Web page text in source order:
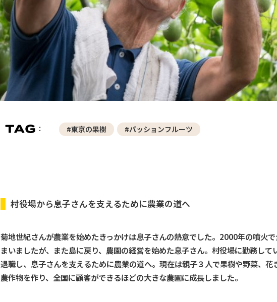
─ 水産業
─ ライブラリー
子供向け学習コンテ
─ MOGUHAPI モグ
─ 緒方湊の「食育ク
─ 「畜産クイズ」
─ 農林水産業をみん
#東京の果樹 #パッションフルーツ
村役場から息子さんを支えるために農業の道へ
菊地世紀さんが農業を始めたきっかけは息子さんの熱意でした。2000年の噴火
まいましたが、また島に戻り、農園の経営を始めた息子さん。村役場に勤務して
退職し、息子さんを支えるために農業の道へ。現在は親子３人で果樹や野菜、花
農作物を作り、全国に顧客ができるほどの大きな農園に成長しました。